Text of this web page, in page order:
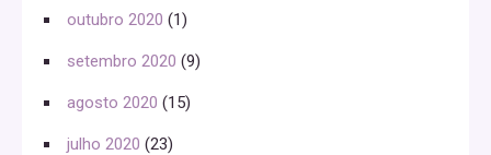
outubro 2020 (1)
setembro 2020 (9)
agosto 2020 (15)
julho 2020 (23)